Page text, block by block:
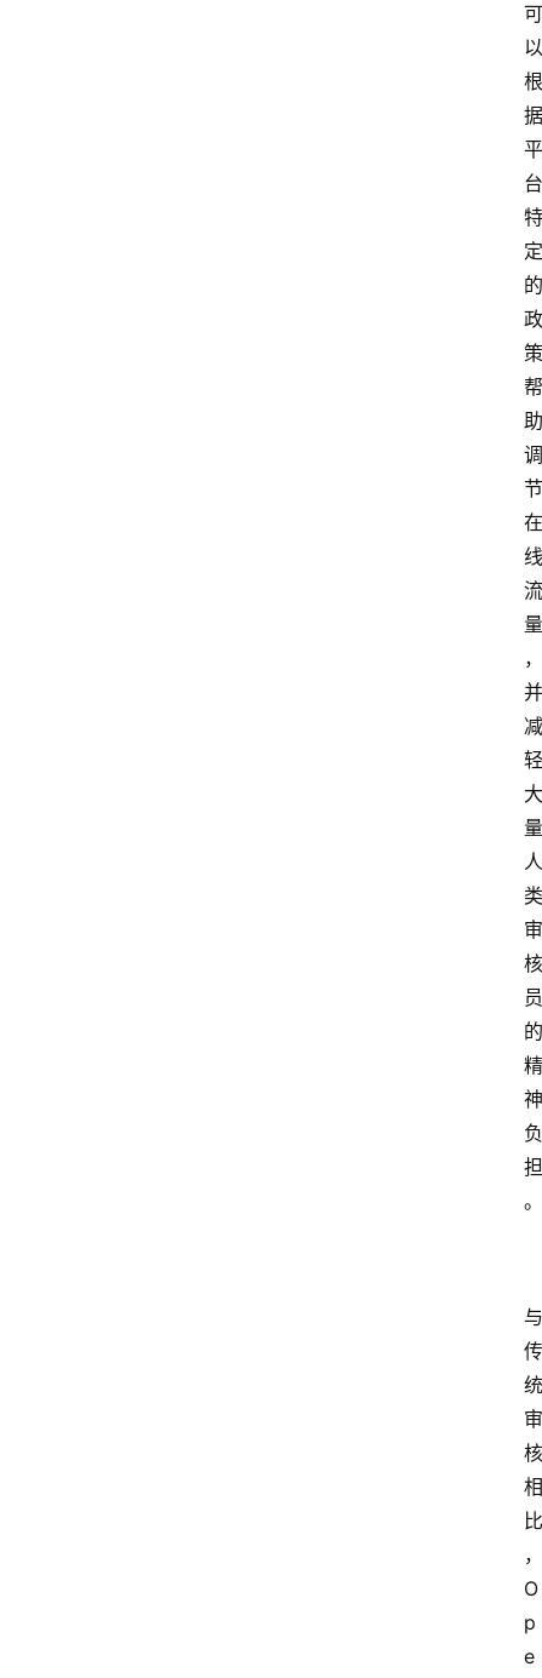
可
以
根
据
平
台
特
定
的
政
策
帮
助
调
节
在
线
流
量
，
并
减
轻
大
量
人
类
审
核
员
的
精
神
负
担
。
与
传
统
审
核
相
比
，
O
p
e